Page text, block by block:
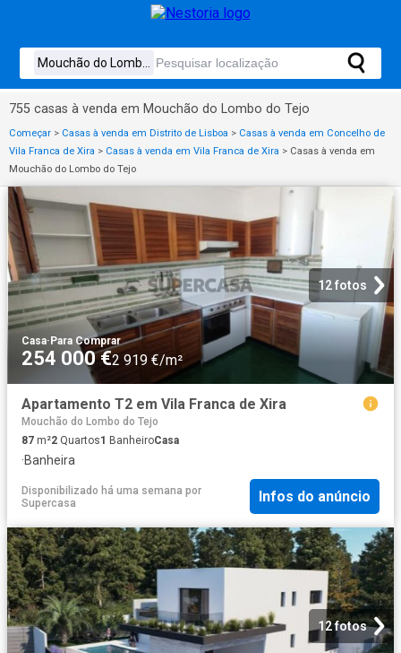
755 casas à venda em Mouchão do Lombo do Tejo
Começar > Casas à venda em Distrito de Lisboa > Casas à venda em Concelho de
Vila Franca de Xira > Casas à venda em Vila Franca de Xira > Casas à venda em
Mouchão do Lombo do Tejo
12 fotos
Casa· Para Comprar
254 000 €2 919 €/m²
Apartamento T2 em Vila Franca de Xira
Mouchão do Lombo do Tejo
87 m²2 Quartos1 BanheiroCasa
·Banheira
Disponibilizado há uma semana por
Supercasa
Infos do anúncio
12 fotos